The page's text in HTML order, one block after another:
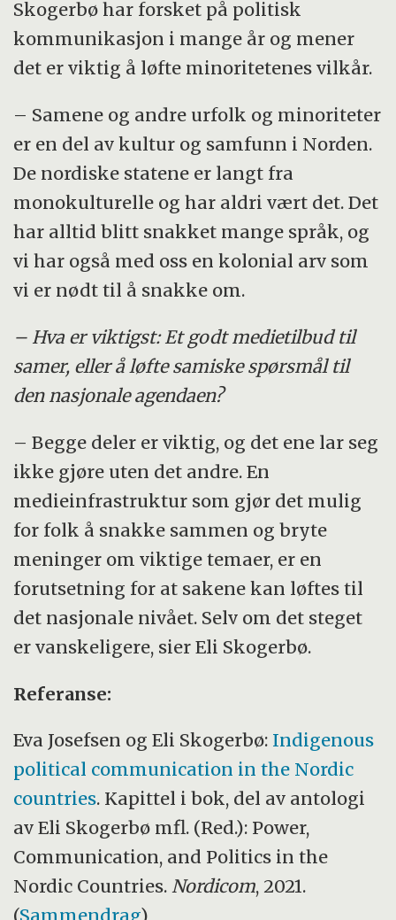
Skogerbø har forsket på politisk
kommunikasjon i mange år og mener
det er viktig å løfte minoritetenes vilkår.
– Samene og andre urfolk og minoriteter
er en del av kultur og samfunn i Norden.
De nordiske statene er langt fra
monokulturelle og har aldri vært det. Det
har alltid blitt snakket mange språk, og
vi har også med oss en kolonial arv som
vi er nødt til å snakke om.
– Hva er viktigst: Et godt medietilbud til
samer, eller å løfte samiske spørsmål til
den nasjonale agendaen?
– Begge deler er viktig, og det ene lar seg
ikke gjøre uten det andre. En
medieinfrastruktur som gjør det mulig
for folk å snakke sammen og bryte
meninger om viktige temaer, er en
forutsetning for at sakene kan løftes til
det nasjonale nivået. Selv om det steget
er vanskeligere, sier Eli Skogerbø.
Referanse:
Eva Josefsen og Eli Skogerbø: Indigenous
political communication in the Nordic
countries. Kapittel i bok, del av antologi
av Eli Skogerbø mfl. (Red.): Power,
Communication, and Politics in the
Nordic Countries.Nordicom, 2021.
(Sammendrag)